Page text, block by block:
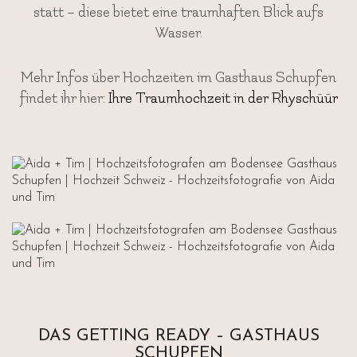
statt – diese bietet eine traumhaften Blick aufs
Wasser.
Mehr Infos über Hochzeiten im Gasthaus Schupfen
findet ihr hier: Ihre Traumhochzeit in der Rhyschüür
DAS GETTING READY – GASTHAUS
SCHUPFEN